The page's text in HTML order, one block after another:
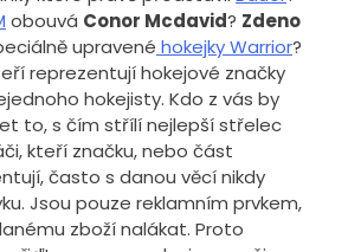
obouvá Conor Mcdavid? Zdeno
upravené hokejky Warrior?
reprezentují hokejové značky
hokejisty. Kdo z vás by
to, s čím střílí nejlepší střelec
kteří značku, nebo část
často s danou věcí nikdy
Jsou pouze reklamním prvkem,
zboží nalákat. Proto